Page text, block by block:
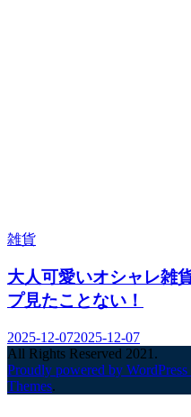
雑貨
大人可愛いオシャレ雑
プ見たことない！
2025-12-072025-12-07
All Rights Reserved 2021.
Proudly powered by WordPress
Themes.